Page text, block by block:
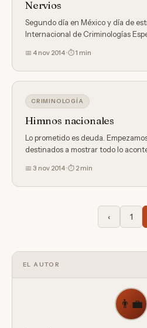
Nervios
Segundo día en México y día de
Internacional de Criminologías
📅 4 nov 2014 · ⏱ 1 min
CRIMINOLOGÍA
Himnos nacionales
Lo prometido es deuda.
destinados a mostrar todo lo
📅 3 nov 2014 · ⏱ 2 min
‹ 1
EL AUTOR
👨‍💼